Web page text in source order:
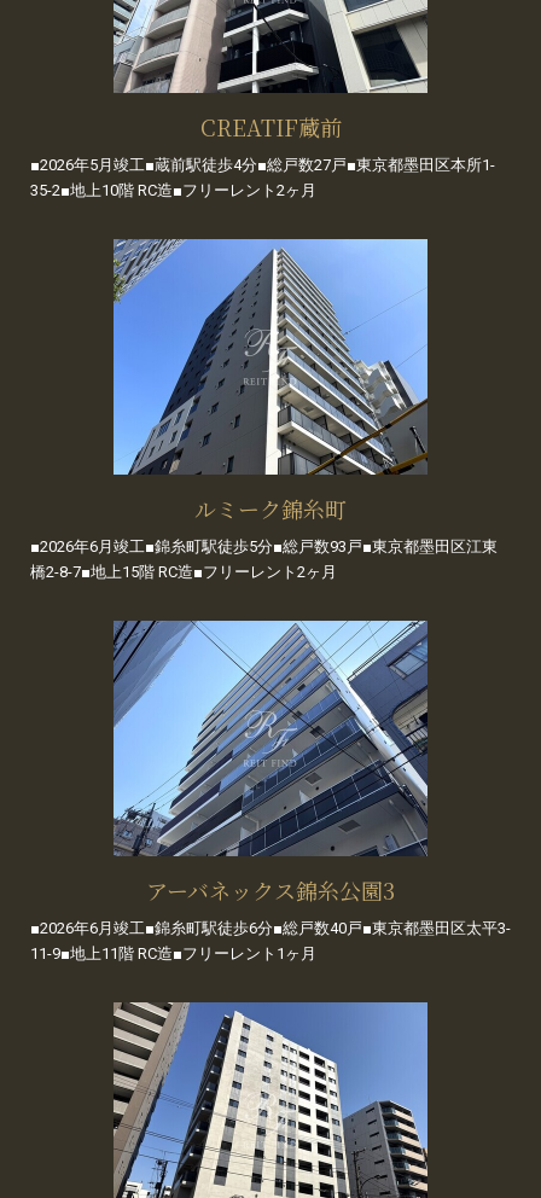
CREATIF蔵前
■2026年5月竣工■蔵前駅徒歩4分■総戸数27戸■東京都墨田区本所1-
35-2■地上10階 RC造■フリーレント2ヶ月
ルミーク錦糸町
■2026年6月竣工■錦糸町駅徒歩5分■総戸数93戸■東京都墨田区江東
橋2-8-7■地上15階 RC造■フリーレント2ヶ月
アーバネックス錦糸公園3
■2026年6月竣工■錦糸町駅徒歩6分■総戸数40戸■東京都墨田区太平3-
11-9■地上11階 RC造■フリーレント1ヶ月